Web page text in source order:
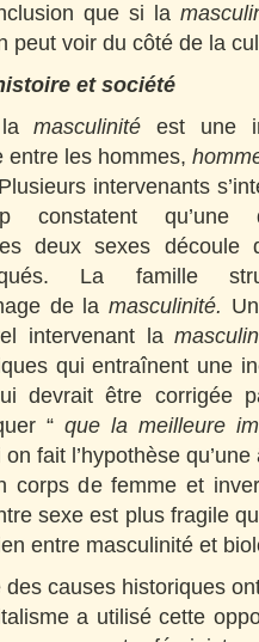
que si la
peut voir du côté de la
et société
lamasculinité est une
entre les hommes,
intervenants
constatent
deux sexes
La famille
de la masculinité.
intervenant la
qui entraînent une
devrait être corrigée
“ que la meilleure
on fait l’hypothèse
corps de femme et
sexe est plus fragile
entre masculinité et
causes historiques
a utilisé cette